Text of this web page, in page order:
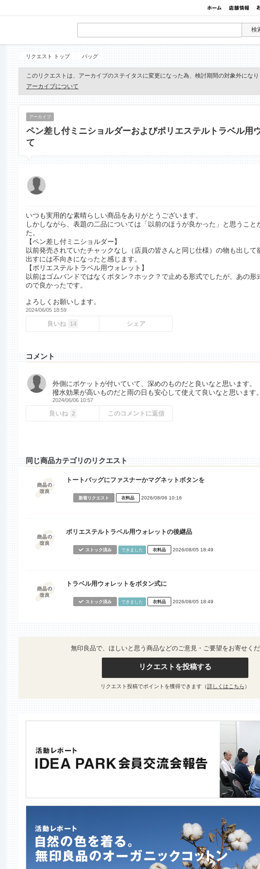
検
リクエスト トップ バッグ
このリクエストは、アーカイブのステイタスに変更になった為、検討期間の対象外になり
アーカイブについて
アーカイブ
ペン差し付ミニショルダーおよびポリエステルトラベル用
て
いつも実用的な素晴らしい商品をありがとうございます。
しかしながら、表題の二品については「以前のほうが良かった」と思うこと
た。
【ペン差し付ミニショルダー】
以前発売されていたチャックなし（店員の皆さんと同じ仕様）の物も出して
出すには不向きになったと感じます。
【ポリエステルトラベル用ウォレット】
以前はゴムバンドではなくボタン？ホック？で止める形式でしたが、あの形
ので良かったです。
よろしくお願いします。
2024/06/05 18:59
良いね 14 シェア
コメント
外側にポケットが付いていて、深めのものだと良いなと思います。
撥水効果が高いものだと雨の日も安心して使えて良いなと思います。
2024/06/06 10:57
良いね 2 このコメントに返信
同じ商品カテゴリのリクエスト
トートバッグにファスナーかマグネットボタンを
新着リクエスト 衣料品 2026/08/06 10:16
ポリエステルトラベル用ウォレットの後継品
ストック済み できました 衣料品 2026/08/05 18:49
トラベル用ウォレットをボタン式に
ストック済み できました 衣料品 2026/08/05 18:49
無印良品で、ほしいと思う商品などのご意見・ご要望をお寄せくだ
リクエストを投稿する
リクエスト投稿でポイントを獲得できます（詳しくはこちら ）